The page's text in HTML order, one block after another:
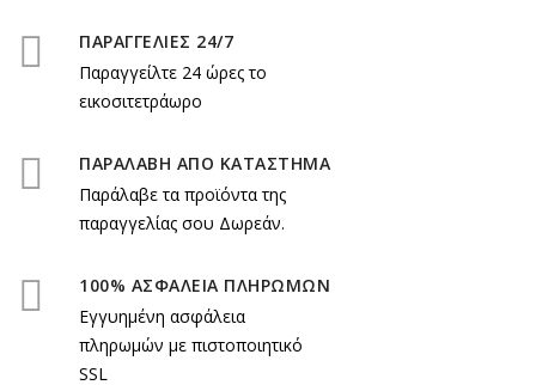
ΠΑΡΑΓΓΕΛΙΕΣ 24/7
Παραγγείλτε 24 ώρες το
εικοσιτετράωρο
ΠΑΡΑΛΑΒΗ ΑΠΟ ΚΑΤΑΣΤΗΜΑ
Παράλαβε τα προϊόντα της
παραγγελίας σου Δωρεάν.
100% ΑΣΦΑΛΕΙΑ ΠΛΗΡΩΜΩΝ
Εγγυημένη ασφάλεια
πληρωμών με πιστοποιητικό
SSL